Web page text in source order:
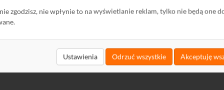
zgodzisz, nie wpłynie to na wyświetlanie reklam, tylko nie będą one
Ustawienia Odrzuć wszystkie Akceptuję